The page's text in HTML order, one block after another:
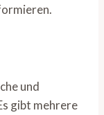
und
gibt mehrere